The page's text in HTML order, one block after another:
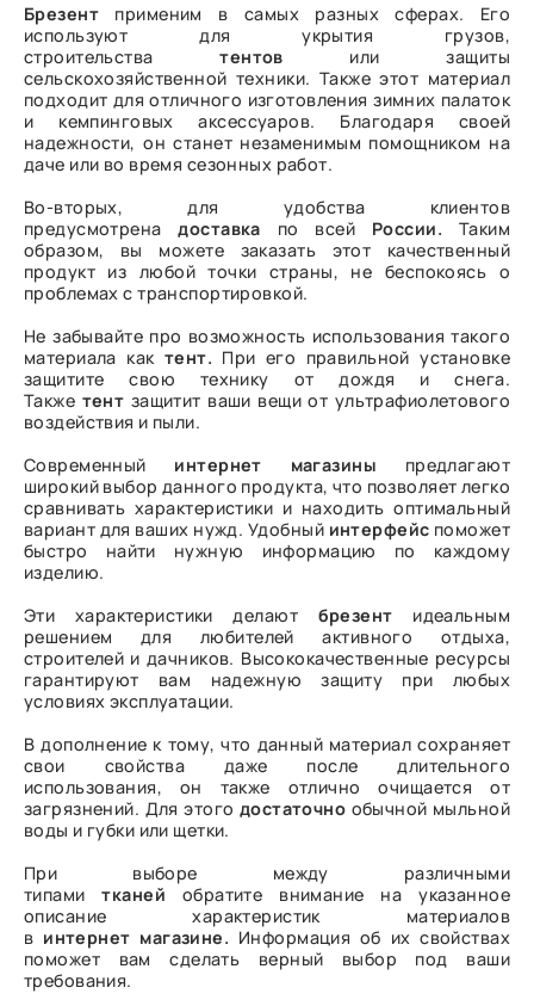
Брезент применим в самых разных сферах. Его
используют для укрытия грузов,
строительстватентов или защиты
сельскохозяйственной техники. Также этот материал
подходит для отличного изготовления зимних палаток
и кемпинговых аксессуаров. Благодаря своей
надежности, он станет незаменимым помощником на
даче или во время сезонных работ.
Во-вторых, для удобства клиентов
предусмотренадоставка по всей России. Таким
образом, вы можете заказать этот качественный
продукт из любой точки страны, не беспокоясь о
проблемах с транспортировкой.
Не забывайте про возможность использования такого
материала как тент. При его правильной установке
защитите свою технику от дождя и снега.
Также тент защитит ваши вещи от ультрафиолетового
воздействия и пыли.
Современный интернет магазины предлагают
широкий выбор данного продукта, что позволяет легко
сравнивать характеристики и находить оптимальный
вариант для ваших нужд. Удобный интерфейс поможет
быстро найти нужную информацию по каждому
изделию.
Эти характеристики делают брезент идеальным
решением для любителей активного отдыха,
строителей и дачников. Высококачественные ресурсы
гарантируют вам надежную защиту при любых
условиях эксплуатации.
В дополнение к тому, что данный материал сохраняет
свои свойства даже после длительного
использования, он также отлично очищается от
загрязнений. Для этого достаточно обычной мыльной
воды и губки или щетки.
При выборе между различными
типамитканей обратите внимание на указанное
описание характеристик материалов
в интернет магазине. Информация об их свойствах
поможет вам сделать верный выбор под ваши
требования.